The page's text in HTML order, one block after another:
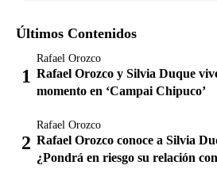
Últimos Contenidos
Rafael Orozco
Rafael Orozco y Silvia Duque
momento en ‘Campai Chipuco’
Rafael Orozco
Rafael Orozco conoce a Silvia
¿Pondrá en riesgo su relación